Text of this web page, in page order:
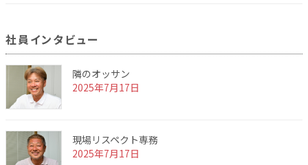
社員インタビュー
隣のオッサン
2025年7月17日
現場リスペクト専務
2025年7月17日